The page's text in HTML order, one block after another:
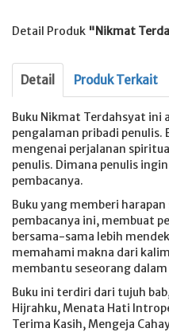
Detail Produk "Nikmat
Detail Produk Terkait
Buku Nikmat Terdahsyat ini
pengalaman pribadi penulis.
mengenai perjalanan
penulis. Dimana penulis
pembacanya.
Buku yang memberi
pembacanya ini, membuat
bersama-sama lebih
memahami makna dari
membantu seseorang
Buku ini terdiri dari tujuh
Hijrahku, Menata Hati
Terima Kasih, Mengeja